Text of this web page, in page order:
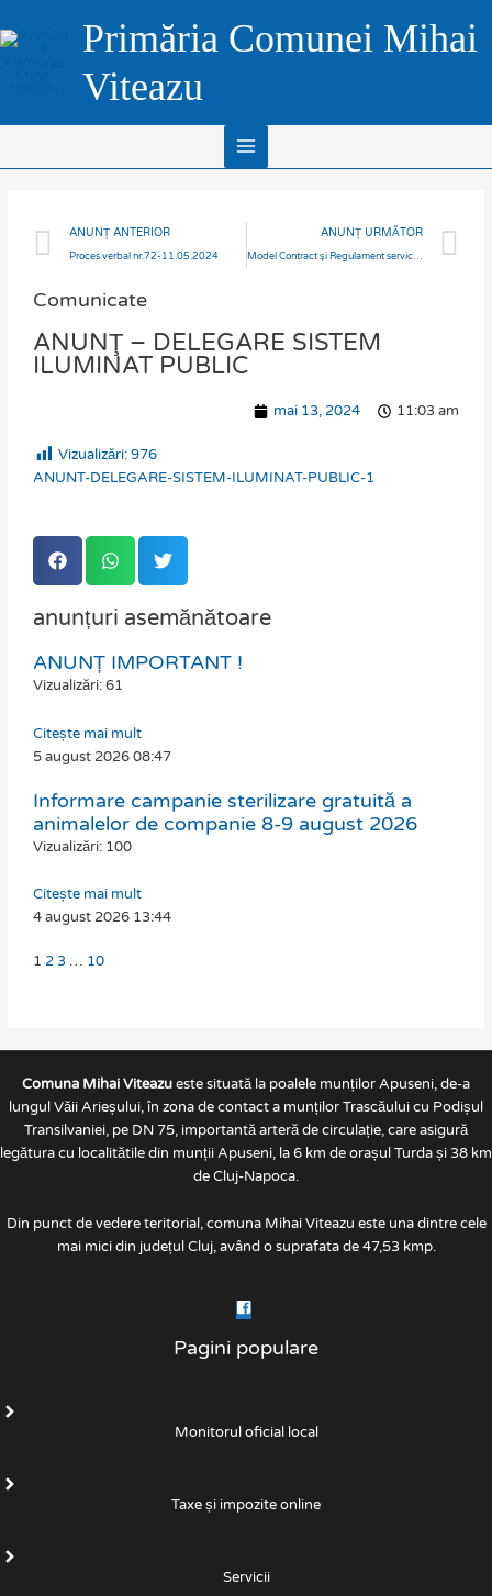
to
Primăria Comunei Mihai
Viteazu
Menu
Prev
ANUNȚ ANTERIOR
Proces verbal nr.72-11.05.2024
ANUNȚ URMĂTOR
Model Contract şi Regulament serviciul de iluminat – COMUNA MIHAI VITEAZU
Comunicate
ANUNŢ – DELEGARE SISTEM
ILUMINAT PUBLIC
mai 13, 2024 11:03 am
Vizualizări: 976
ANUNT-DELEGARE-SISTEM-ILUMINAT-PUBLIC-1
anunțuri asemănătoare
ANUNȚ IMPORTANT !
Vizualizări: 61
Citește mai mult
5 august 202608:47
Informare campanie sterilizare gratuită a
animalelor de companie 8-9 august 2026
Vizualizări: 100
Citește mai mult
4 august 2026 13:44
Page
1
Page
2
Page
3 …
Page
10
Comuna Mihai Viteazueste situată la poalele munților Apuseni, de-a
lungul Văii Arieșului, în zona de contact a munților Trascăului cu Podișul
Transilvaniei, pe DN 75, importantă arteră de circulație, care asigură
legătura cu localitătile din munții Apuseni, la 6 km de orașul Turda și 38 km
de Cluj-Napoca.
Din punct de vedere teritorial, comuna Mihai Viteazu este una dintre cele
mai mici din județul Cluj, având o suprafata de 47,53 kmp.
Pagini populare
Monitorul oficial local
Taxe și impozite online
Servicii